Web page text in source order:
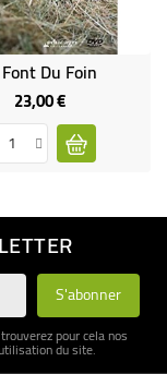
Du Foin
23,00 €Prix
pour cela nos
du site.